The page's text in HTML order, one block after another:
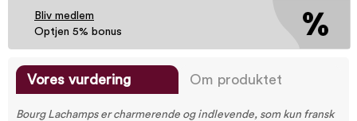
Bliv medlem
Optjen 5% bonus
Vores vurdering Om produktet
Bourg Lachamps er charmerende og indlevende, som kun fransk